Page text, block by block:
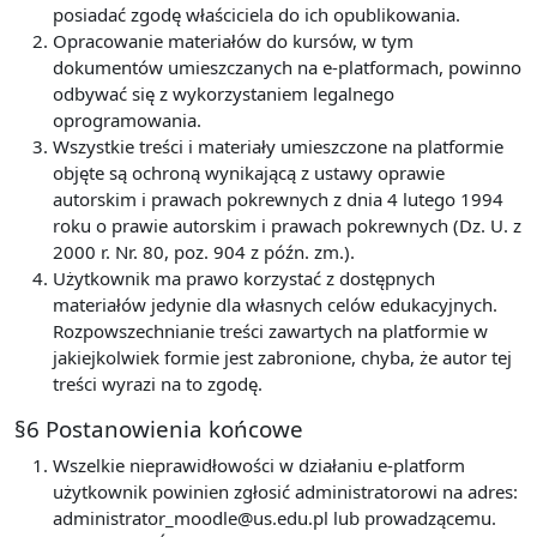
posiadać zgodę właściciela do ich opublikowania.
Opracowanie materiałów do kursów, w tym
dokumentów umieszczanych na e-platformach, powinno
odbywać się z wykorzystaniem legalnego
oprogramowania.
Wszystkie treści i materiały umieszczone na platformie
objęte są ochroną wynikającą z ustawy oprawie
autorskim i prawach pokrewnych z dnia 4 lutego 1994
roku o prawie autorskim i prawach pokrewnych (Dz. U. z
2000 r. Nr. 80, poz. 904 z późn. zm.).
Użytkownik ma prawo korzystać z dostępnych
materiałów jedynie dla własnych celów edukacyjnych.
Rozpowszechnianie treści zawartych na platformie w
jakiejkolwiek formie jest zabronione, chyba, że autor tej
treści wyrazi na to zgodę.
§6 Postanowienia końcowe
Wszelkie nieprawidłowości w działaniu e-platform
użytkownik powinien zgłosić administratorowi na adres:
administrator_moodle@us.edu.pl lub prowadzącemu.